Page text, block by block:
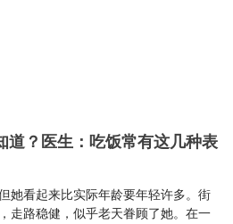
道？医生：吃饭常有这几种表
她看起来比实际年龄要年轻许多。街
走路稳健，似乎老天眷顾了她。在一